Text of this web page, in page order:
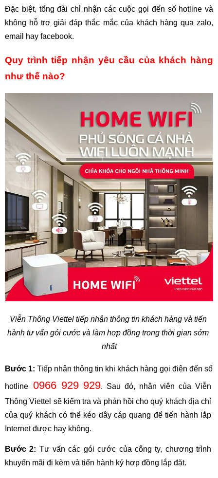
Đặc biệt, tổng đài chỉ nhận các cuộc gọi đến số hotline và
không hỗ trợ giải đáp thắc mắc của khách hàng qua zalo,
email hay facebook.
Quy trình tiếp nhận yêu cầu của khách hàng
như thế nào?
Viễn Thông Viettel tiếp nhận thông tin khách hàng và tiến
hành tư vấn gói cước và làm hợp đồng trong thời gian sớm
nhất
Bước 1: Tiếp nhận thông tin khi khách hàng gọi điện đến số
hotline 0966 929 929. Sau đó, nhân viên của Viễn
Thông Viettel sẽ kiểm tra và phản hồi cho quý khách địa chỉ
của quý khách có thể kéo dây cáp quang để tiến hành lắp
Internet được hay không.
Bước 2: Tư vấn các gói cước của công ty, chương trình
khuyến mãi đi kèm và tiến hành ký hợp đồng lắp đặt.